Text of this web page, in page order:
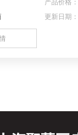
产品价格：
更新日期：